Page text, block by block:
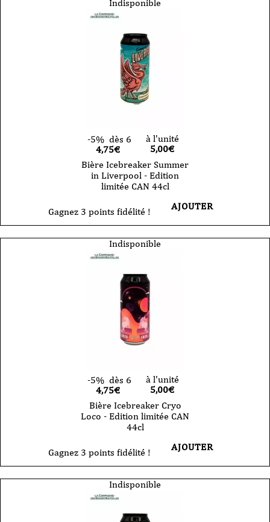
Indisponible
-5% dès 6
4,75€
à l'unité
5,00€
Bière Icebreaker Summer
in Liverpool - Edition
limitée CAN 44cl
Gagnez 3 points fidélité ! AJOUTER
Indisponible
-5% dès 6
4,75€
à l'unité
5,00€
Bière Icebreaker Cryo
Loco - Edition limitée CAN
44cl
Gagnez 3 points fidélité ! AJOUTER
Indisponible